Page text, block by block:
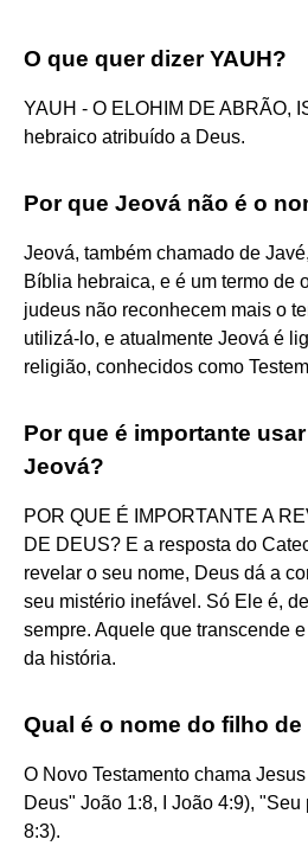
O que quer dizer YAUH?
YAUH - O ELOHIM DE ABRÃO,
hebraico atribuído a Deus.
Por que Jeová não é o
Jeová, também chamado de
Bíblia hebraica, e é um termo de
judeus não reconhecem mais o
utilizá-lo, e atualmente Jeová é
religião, conhecidos como
Por que é importante
Jeová?
POR QUE É IMPORTANTE A
DE DEUS? E a resposta do
revelar o seu nome, Deus dá a
seu mistério inefável. Só Ele é,
sempre. Aquele que transcende
da história.
Qual é o nome do filho de
O Novo Testamento chama
Deus" João 1:8, I João 4:9),
8:3).